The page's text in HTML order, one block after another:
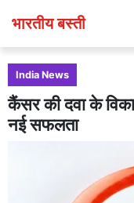
भारतीय बस्ती
India News
कैंसर की दवा के
नई सफलता